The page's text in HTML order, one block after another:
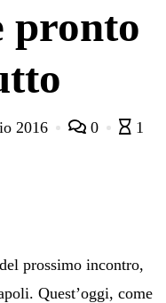
pronto
2016 0
1
prossimo incontro,
Quest’oggi, come